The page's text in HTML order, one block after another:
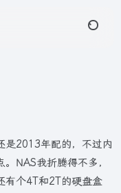
是2013年配的，不过内
NAS我折腾得不多，
有个4T和2T的硬盘盒